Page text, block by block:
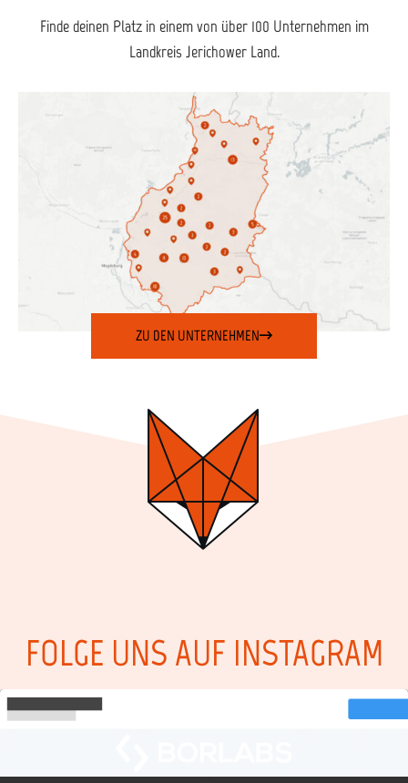
Finde deinen Platz in einem von über 100 Unternehmen im
Landkreis Jerichower Land.
ZU DEN UNTERNEHMEN
FOLGE UNS AUF INSTAGRAM